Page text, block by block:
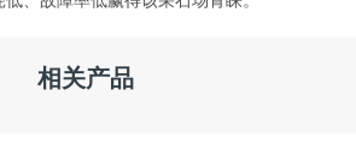
相关产品